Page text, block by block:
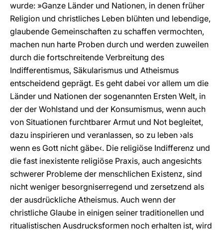
wurde: »Ganze Länder und Nationen, in denen früher
Religion und christliches Leben blühten und lebendige,
glaubende Gemeinschaften zu schaffen vermochten,
machen nun harte Proben durch und werden zuweilen
durch die fortschreitende Verbreitung des
Indifferentismus, Säkularismus und Atheismus
entscheidend geprägt. Es geht dabei vor allem um die
Länder und Nationen der sogenannten Ersten Welt, in
der der Wohlstand und der Konsumismus, wenn auch
von Situationen furchtbarer Armut und Not begleitet,
dazu inspirieren und veranlassen, so zu leben ›als
wenn es Gott nicht gäbe‹. Die religiöse Indifferenz und
die fast inexistente religiöse Praxis, auch angesichts
schwerer Probleme der menschlichen Existenz, sind
nicht weniger besorgniserregend und zersetzend als
der ausdrückliche Atheismus. Auch wenn der
christliche Glaube in einigen seiner traditionellen und
ritualistischen Ausdrucksformen noch erhalten ist, wird